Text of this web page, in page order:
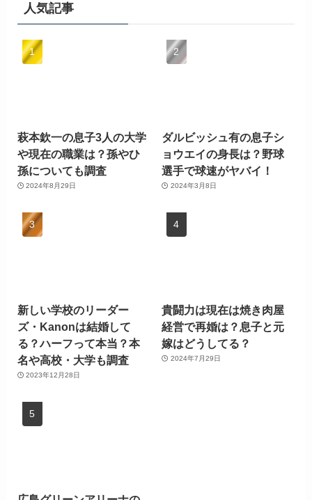
人気記事
萩本欽一の息子3人の大学
や現在の職業は？孫やひ
孫についても調査
2024年8月29日
ダルビッシュ有の息子シ
ョウエイの身長は？野球
選手で球速がヤバイ！
2024年3月8日
新しい学校のリーダー
ズ・Kanonは結婚して
る？ハーフって本当？本
名や高校・大学も調査
2023年12月28日
貴闘力は現在は焼き肉屋
経営で再婚は？息子と元
嫁はどうしてる？
2024年7月29日